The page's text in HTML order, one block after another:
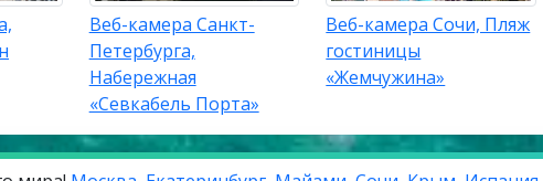
Веб-камера Санкт-
Петербурга,
Набережная
«Севкабель Порта»
Веб-камера Сочи, Пляж
гостиницы
«Жемчужина»